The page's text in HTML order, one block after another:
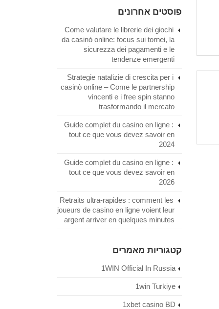
פוסטים אחרונים
Come valutare le librerie dei giochi
da casinò online: focus sui tornei, la
sicurezza dei pagamenti e le
tendenze emergenti
Strategie natalizie di crescita per i
casinò online – Come le partnership
vincenti e i free spin stanno
trasformando il mercato
Guide complet du casino en ligne :
tout ce que vous devez savoir en
2024
Guide complet du casino en ligne :
tout ce que vous devez savoir en
2026
Retraits ultra‑rapides : comment les
joueurs de casino en ligne voient leur
argent arriver en quelques minutes
קטגוריות מאמרים
1WIN Official In Russia
1win Turkiye
1xbet casino BD